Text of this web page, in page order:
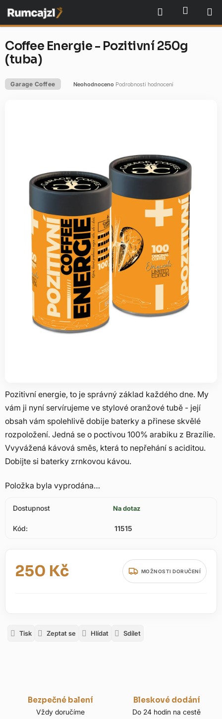
na
obsah
Hledat
Pozitivní energie, to je správný základ každého dne. My
vám ji nyní servírujeme ve stylové oranžové tubě - její
obsah vám spolehlivě dobije baterky a přinese skvělé
rozpoložení. Jedná se o poctivou 100% arabiku z Brazílie.
Vvyvážená kávová směs, která to nepřehání s aciditou.
Dobijte si baterky zrnkovou kávou.
Položka byla vyprodána…
Dostupnost Na dotaz
Kód: 11515
250 Kč
Měrná cena:
MOŽNOSTI DORUČENÍ
Tisk Zeptat se Hlídat Sdílet
Coffee Energie - Pozitivní 250g
(tuba)
Garage Coffee
Průměrné
5
hvězdiček.
Neohodnoceno Podrobnosti hodnocení
Bezpečné balení
Vždy doručíme
Bleskové dodání
Do 24 hodin na cestě